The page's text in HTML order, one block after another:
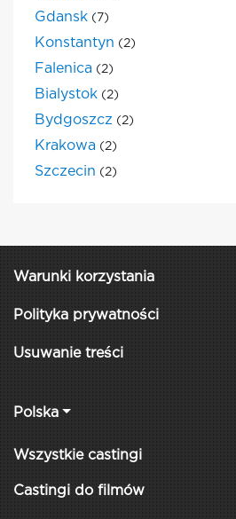
Gdansk (7)
Konstantyn (2)
Falenica (2)
Bialystok (2)
Bydgoszcz (2)
Krakowa (2)
Szczecin (2)
Warunki korzystania
Polityka prywatności
Usuwanie treści
Polska
Wszystkie castingi
Castingi do filmów